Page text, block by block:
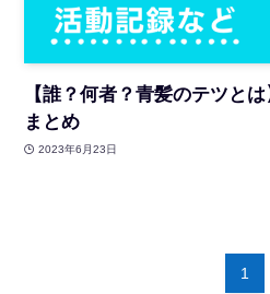
【誰？何者？青髪のテツと
まとめ
2023年6月23日
1